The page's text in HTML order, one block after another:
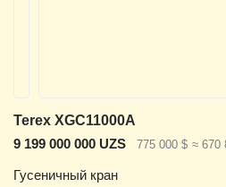
Terex XGC11000A
9 199 000 000 UZS
775 000 $ ≈ 670
Гусеничный кран